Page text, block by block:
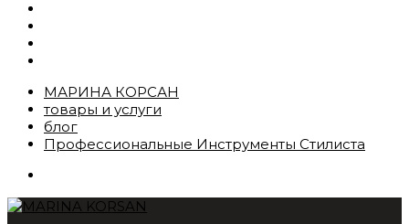
МАРИНА КОРСАН
товары и услуги
блог
Профессиональные Инструменты Стилиста